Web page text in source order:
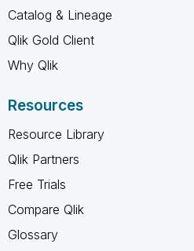
Catalog & Lineage
Qlik Gold Client
Why Qlik
Resources
Resource Library
Qlik Partners
Free Trials
Compare Qlik
Glossary